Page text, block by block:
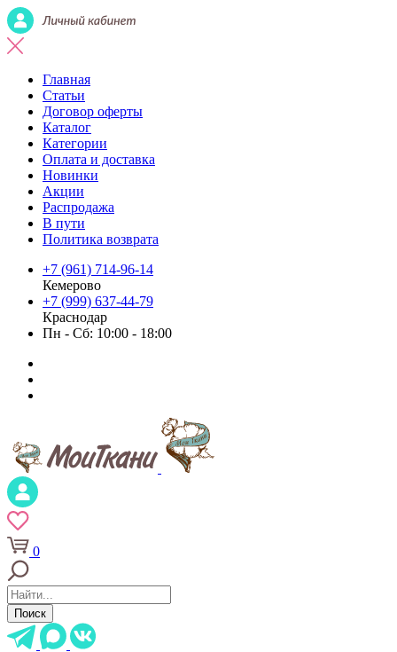
Главная
Статьи
Договор оферты
Каталог
Категории
Оплата и доставка
Новинки
Акции
Распродажа
В пути
Политика возврата
+7 (961) 714-96-14
Кемерово
+7 (999) 637-44-79
Краснодар
Пн - Сб: 10:00 - 18:00
0
Поиск